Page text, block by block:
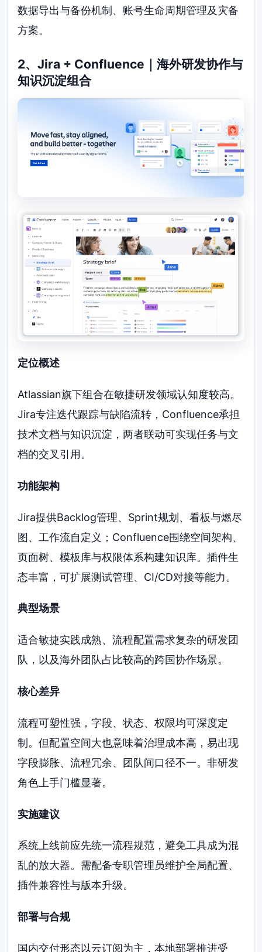
数据导出与备份机制、账号生命周期管理及灾备
方案。
2、Jira + Confluence｜海外研发协作与
知识沉淀组合
定位概述
Atlassian旗下组合在敏捷研发领域认知度较高。
Jira专注迭代跟踪与缺陷流转，Confluence承担
技术文档与知识沉淀，两者联动可实现任务与文
档的交叉引用。
功能架构
Jira提供Backlog管理、Sprint规划、看板与燃尽
图、工作流自定义；Confluence围绕空间架构、
页面树、模板库与权限体系构建知识库。插件生
态丰富，可扩展测试管理、CI/CD对接等能力。
典型场景
适合敏捷实践成熟、流程配置需求复杂的研发团
队，以及海外团队占比较高的跨国协作场景。
核心差异
流程可塑性强，字段、状态、权限均可深度定
制。但配置空间大也意味着治理成本高，易出现
字段膨胀、流程冗余、团队间口径不一。非研发
角色上手门槛显著。
实施建议
系统上线前应先统一流程规范，避免工具成为混
乱的放大器。需配备专职管理员维护全局配置、
插件兼容性与版本升级。
部署与合规
国内交付形态以云订阅为主，本地部署推进受